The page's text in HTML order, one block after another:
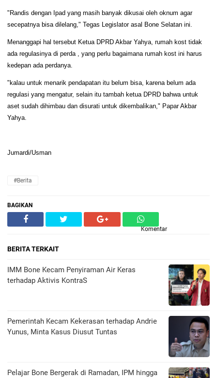
"Randis dengan Ipad yang masih banyak dikusai oleh oknum agar
secepatnya bisa dilelang," Tegas Legislator asal Bone Selatan ini.
Menanggapi hal tersebut Ketua DPRD Akbar Yahya, rumah kost tidak
ada regulasinya di perda , yang perlu bagaimana rumah kost ini harus
kedepan ada perdanya.
"kalau untuk menarik pendapatan itu belum bisa, karena belum ada
regulasi yang mengatur, selain itu tambah ketua DPRD bahwa untuk
aset sudah dihimbau dan disurati untuk dikembalikan," Papar Akbar
Yahya.
Jumardi/Usman
#Berita
BAGIKAN
Komentar
BERITA TERKAIT
IMM Bone Kecam Penyiraman Air Keras
terhadap Aktivis KontraS
Pemerintah Kecam Kekerasan terhadap Andrie
Yunus, Minta Kasus Diusut Tuntas
Pelajar Bone Bergerak di Ramadan, IPM hingga